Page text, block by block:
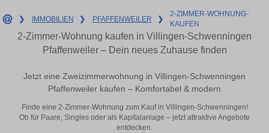
❯ IMMOBILIEN ❯ PFAFFENWEILER ❯
2-ZIMMER-WOHNUNG-
KAUFEN
2-Zimmer-Wohnung kaufen in Villingen-Schwenningen
Pfaffenweiler – Dein neues Zuhause finden
Jetzt eine Zweizimmerwohnung in Villingen-Schwenningen
Pfaffenweiler kaufen – Komfortabel & modern
Finde eine 2-Zimmer-Wohnung zum Kauf in Villingen-Schwenningen!
Ob für Paare, Singles oder als Kapitalanlage – jetzt attraktive Angebote
entdecken.